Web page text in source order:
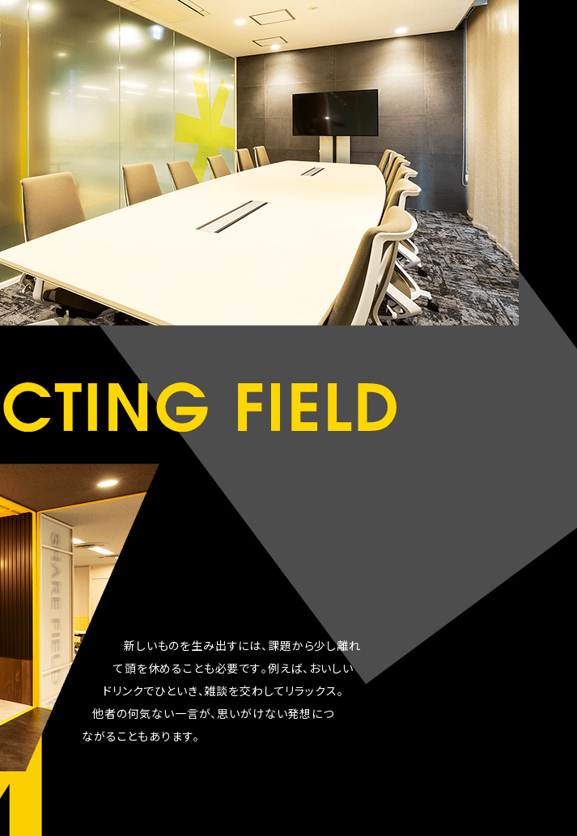
新 しいものを生み出すには、 課題から少 し離れ
て 頭を休める こ とも必要です。例 えば、 おいしい
ドリンクでひといき、 雑談を交わ して リラックス。
他者の何気ない一言が、 思いがけない発想 につ
ながる ことも あ り ます。